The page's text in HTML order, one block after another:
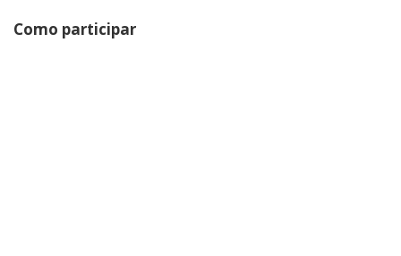
Como participar